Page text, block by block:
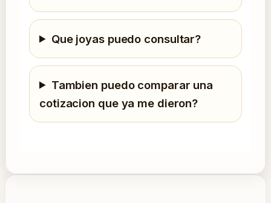
Que joyas puedo consultar?
Tambien puedo comparar una
cotizacion que ya me dieron?